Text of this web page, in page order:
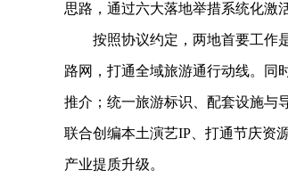
思路，通过六大落地举措系统化激
按照协议约定，两地首要工作是
路网，打通全域旅游通行动线。同
推介；统一旅游标识、配套设施与
联合创编本土演艺IP、打通节庆资
产业提质升级。